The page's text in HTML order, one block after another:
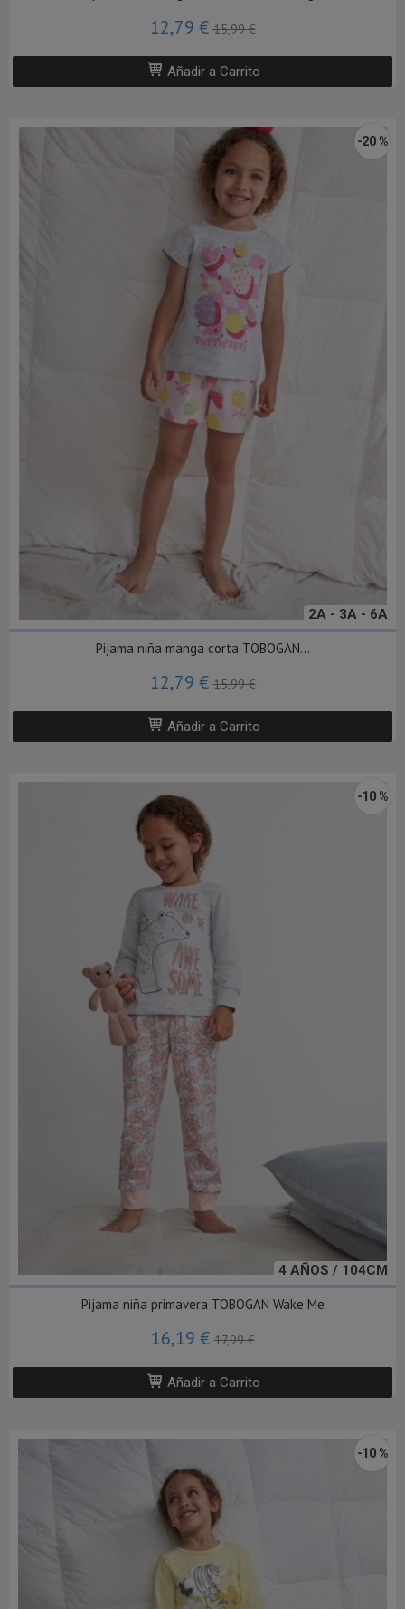
12,79 €15,99 €
Añadir a Carrito
2A - 3A - 6A
-20 %
Pijama niña manga corta TOBOGAN...
12,79 €15,99 €
Añadir a Carrito
4 AÑOS / 104CM
-10 %
Pijama niña primavera TOBOGAN Wake Me
16,19 €17,99 €
Añadir a Carrito
-10 %